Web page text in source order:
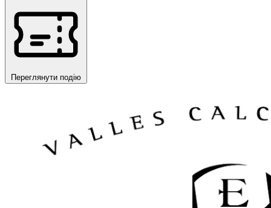
Переглянути подію